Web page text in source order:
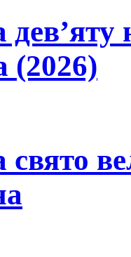
(2026)